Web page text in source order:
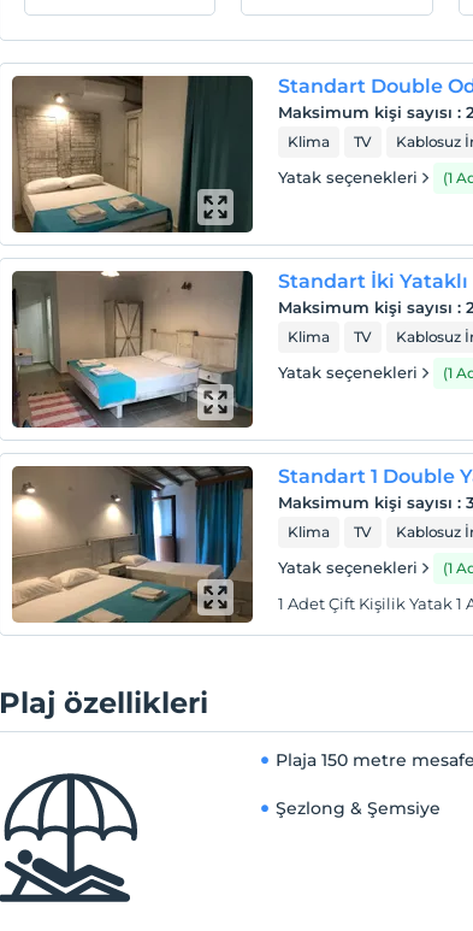
Standart Double
Maksimum kişi sayısı :2
Klima TV Kablosuz
Yatak seçenekleri (1
Standart İki Yataklı
Maksimum kişi sayısı :2
Klima TV Kablosuz
Yatak seçenekleri (1
Standart 1 Double
Maksimum kişi sayısı :3
Klima TV Kablosuz
Yatak seçenekleri (1
1 Adet Çift Kişilik Yatak
Plaj özellikleri
Plaja 150 metre
Şezlong & Şemsiye